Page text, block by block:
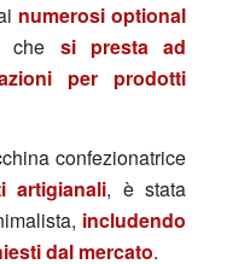
numerosi optional
che si presta ad
per prodotti
confezionatrice
, è stata
includendo
dal mercato.